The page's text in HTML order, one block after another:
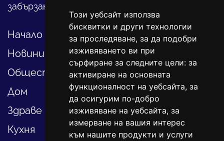
Този уебсайт използва
бисквитки и други технологии
за проследяване, за да подобри
изживяването ви при
сърфиране за следните цели: за
активиране на основната
функционалност на уебсайта, за
да осигурим по-добро
изживяване на уебсайта, за
измерване на вашия интерес
към нашите продукти и услуги
забързан свят.
Начало
Новини
Общество
Дом
Здраве
Кухня